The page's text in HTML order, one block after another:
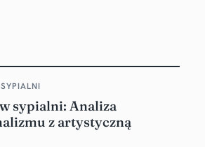
sypialni: Analiza
z artystyczną